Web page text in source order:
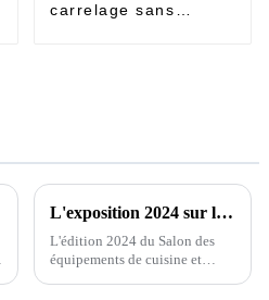
carrelage sans
L'exposition 2024 sur les équipements de cuisine et sanitaires de Yiwu se tiendra du 28 au 30 de ce mois au centre d'exposition international de Yiwu.
L'édition 2024 du Salon des
équipements de cuisine et